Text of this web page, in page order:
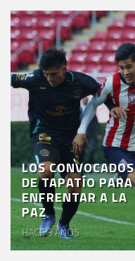
LOS CONVOCADOS
DE TAPATÍO PARA
ENFRENTAR A LA
PAZ
HACE 3 AÑOS